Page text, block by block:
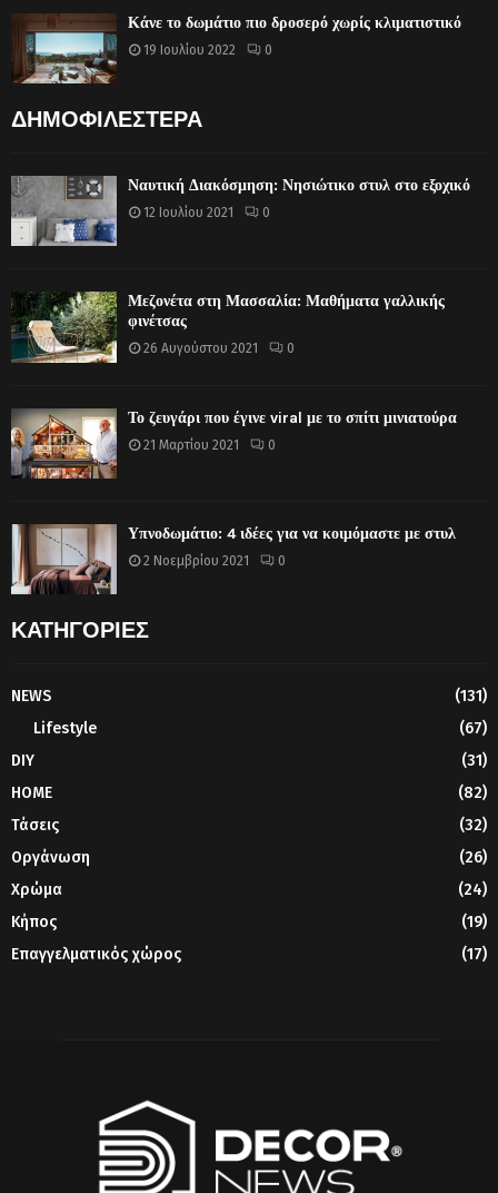
Κάνε το δωμάτιο πιο δροσερό χωρίς κλιματιστικό
19 Ιουλίου 2022 0
ΔΗΜΟΦΙΛΕΣΤΕΡΑ
Ναυτική Διακόσμηση: Νησιώτικο στυλ στο εξοχικό
12 Ιουλίου 2021 0
Μεζονέτα στη Μασσαλία: Μαθήματα γαλλικής
φινέτσας
26 Αυγούστου 2021 0
Το ζευγάρι που έγινε viral με το σπίτι μινιατούρα
21 Μαρτίου 2021 0
Υπνοδωμάτιο: 4 ιδέες για να κοιμόμαστε με στυλ
2 Νοεμβρίου 2021 0
ΚΑΤΗΓΟΡΙΕΣ
NEWS
(131)
Lifestyle
(67)
DIY
(31)
HOME
(82)
Τάσεις
(32)
Οργάνωση
(26)
Χρώμα
(24)
Κήπος
(19)
Επαγγελματικός χώρος
(17)